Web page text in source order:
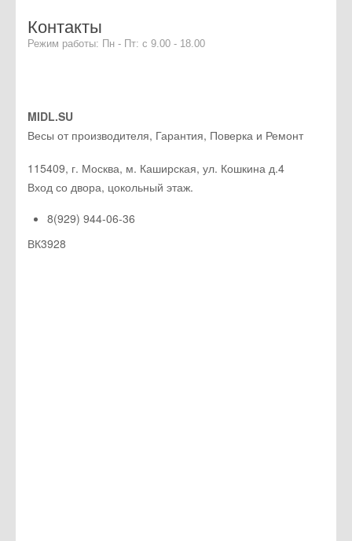
Контакты
Режим работы: Пн - Пт: с 9.00 - 18.00
MIDL.SU
Весы от производителя, Гарантия, Поверка и Ремонт
115409, г. Москва, м. Каширская, ул. Кошкина д.4
Вход со двора, цокольный этаж.
8(929) 944-06-36
ВК3928